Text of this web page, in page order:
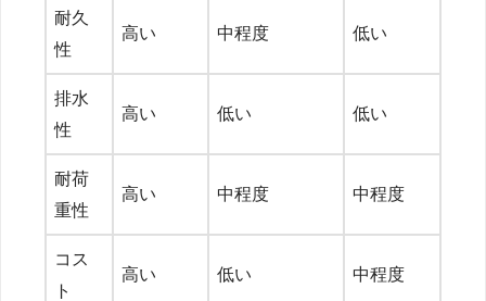
耐久
性
高い 中程度 低い
排水
性
高い 低い 低い
耐荷
重性
高い 中程度 中程度
コス
ト
高い 低い 中程度